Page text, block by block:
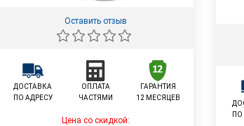
Оставить отзыв
ДОСТАВКА
ПО АДРЕСУ
ОПЛАТА
ЧАСТЯМИ
ГАРАНТИЯ
12 МЕСЯЦЕВ
Цена со скидкой:
ПО